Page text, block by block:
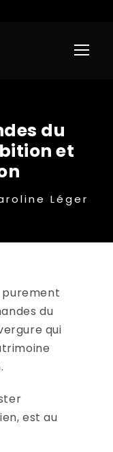
du
et
Léger
purement
du
qui
est au